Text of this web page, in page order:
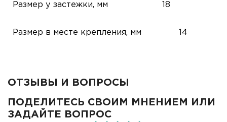
Размер у застежки, мм 18
Размер в месте крепления, мм 14
ОТЗЫВЫ И ВОПРОСЫ
ПОДЕЛИТЕСЬ СВОИМ МНЕНИЕМ ИЛИ
ЗАДАЙТЕ ВОПРОС